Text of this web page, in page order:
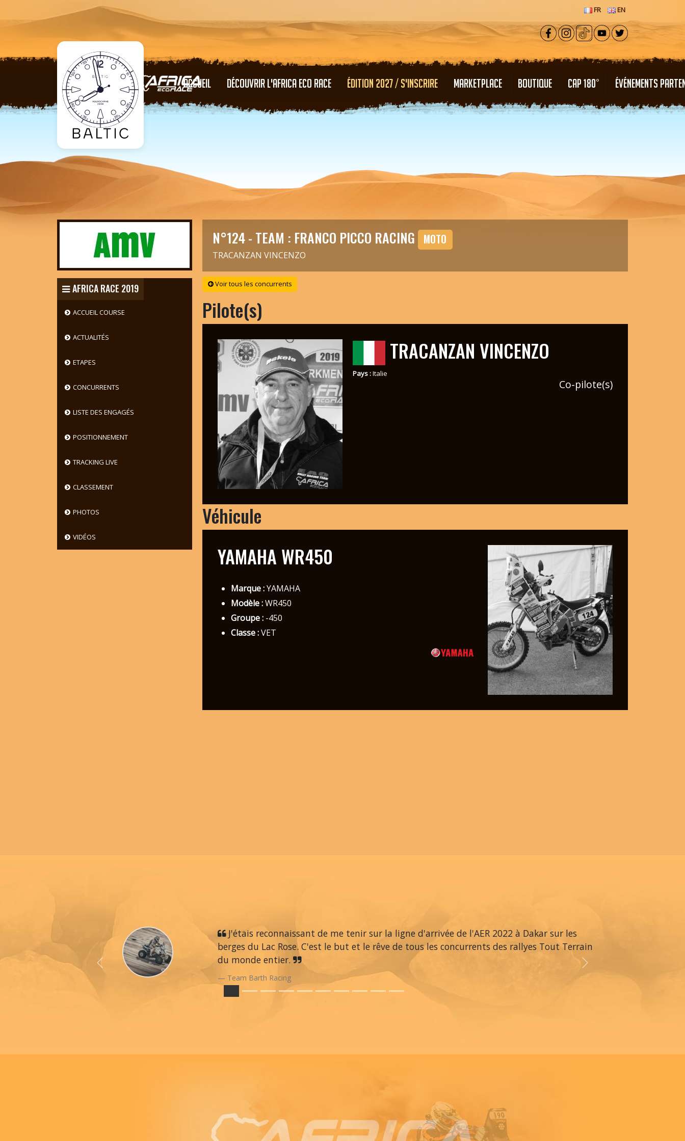
FR EN
ACCUEIL DÉCOUVRIR L'AFRICA ECO RACE ÉDITION 2027 / S'INSCRIRE MARKETPLACE BOUTIQUE CAP 180° ÉVÉNEMENTS
AFRICA RACE 2019
ACCUEIL COURSE
ACTUALITÉS
ETAPES
CONCURRENTS
LISTE DES ENGAGÉS
POSITIONNEMENT
TRACKING LIVE
CLASSEMENT
PHOTOS
VIDÉOS
N°124 - TEAM : FRANCO PICCO RACING MOTO
TRACANZAN VINCENZO
Voir tous les concurrents
Pilote(s)
TRACANZAN VINCENZO
Pays :Italie
Co-pilote(s)
Véhicule
YAMAHA WR450
Marque :YAMAHA
Modèle :WR450
Groupe :-450
Classe :VET
J'étais reconnaissant de me tenir sur la ligne d'arrivée de l'AER 2022 à Dakar sur les
berges du Lac Rose. C'est le but et le rêve de tous les concurrents des rallyes Tout Terrain
du monde entier.
Team Barth Racing
Previous Next